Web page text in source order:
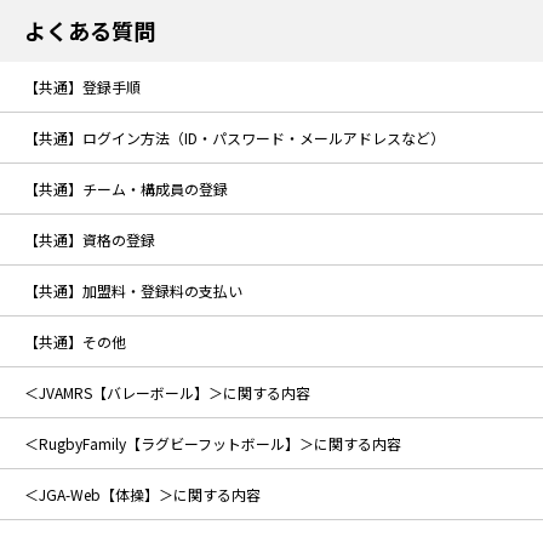
よくある質問
【共通】登録手順
【共通】ログイン方法（ID・パスワード・メールアドレスなど）
【共通】チーム・構成員の登録
【共通】資格の登録
【共通】加盟料・登録料の支払い
【共通】その他
＜JVAMRS【バレーボール】＞に関する内容
＜RugbyFamily【ラグビーフットボール】＞に関する内容
＜JGA-Web【体操】＞に関する内容